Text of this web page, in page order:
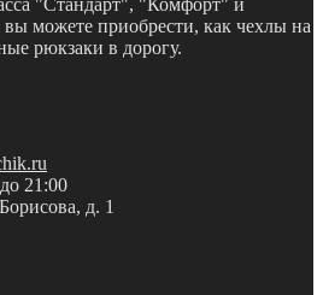
можете приобрести, как чехлы на
рюкзаки в дорогу.
21:00
д. 1